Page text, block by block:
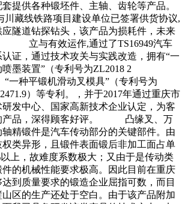
提供各种锻坯件、主轴、齿轮等产品。
川藏线铁路项目建设单位已签署供货协议,
隧道钻探钻头，该产品为损耗件，未来
立与有效运作,通过了TS16949汽车
证，通过技术攻关与实践改造，拥有“一
墨装置”（专利号为ZL2018 2
“一种平锻机滑动叉模具”（专利号为
）等专利。，并于2017年通过重庆市
发中心、国家高新技术企业认定，为客
产品，深得顾客好评。 凸缘叉、万
轴精锻件是汽车传动部分的关键部件。由
类异形，且锻件表面锻后非加工面占单
上，故难度系数极大；又由于是传动类
的机械性能要求极高。因此目前在重庆
到质量要求的锻造企业屈指可数，而目
区的生产还处于空白。由于该产品附加